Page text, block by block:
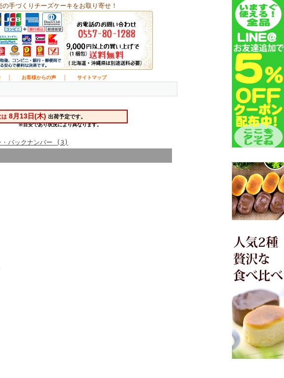
手づくりチーズケーキをお取り寄せ！
お客様からの声 サイトマップ
・バックナンバー (3)